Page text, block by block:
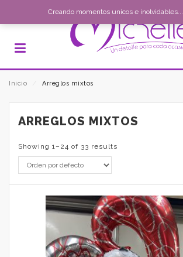
Inicio Arreglos mixtos
ARREGLOS MIXTOS
Showing 1–24 of 33 results
Creando momentos unicos e inolvidables...